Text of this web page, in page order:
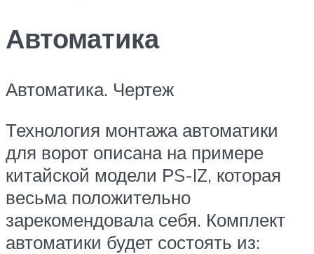
Автоматика
Автоматика. Чертеж
Технология монтажа автоматики
для ворот описана на примере
китайской модели РS-IZ, которая
весьма положительно
зарекомендовала себя. Комплект
автоматики будет состоять из: